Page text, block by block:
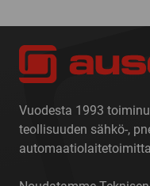
Vuodesta 1993
teollisuuden sähkö-,